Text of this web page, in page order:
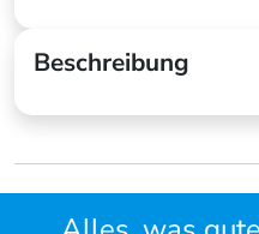
Beschreibung